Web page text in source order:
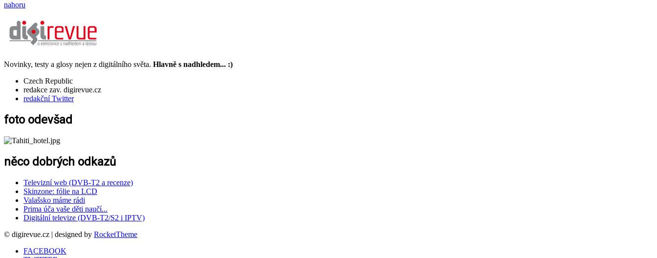
nahoru
Novinky, testy a glosy nejen z digitálního světa. Hlavně s nadhledem... :)
Czech Republic
redakce zav. digirevue.cz
redakční Twitter
foto odevšad
něco dobrých odkazů
Televizní web (DVB-T2 a recenze)
Skinzone: fólie na LCD
Valašsko máme rádi
Prima úča vaše děti naučí...
Digitální televize (DVB-T2/S2 i IPTV)
© digirevue.cz | designed by RocketTheme
FACEBOOK